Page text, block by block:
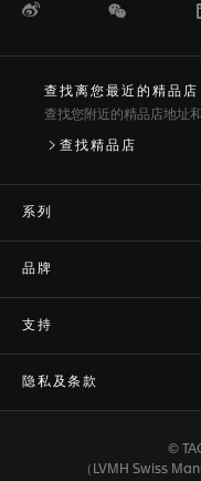
微博 WeChat
查找离您最近的精品店
查找您附近的精品店地址
查找精品店
系列
品牌
支持
隐私及条款
©
（LVMH Swiss